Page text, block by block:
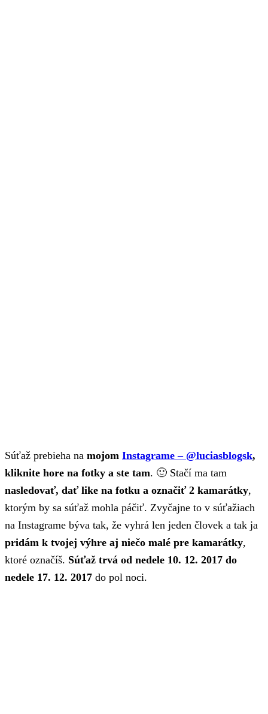
Súťaž prebieha na mojom Instagrame – @luciasblogsk,
kliknite hore na fotky a ste tam. 🙂 Stačí ma tam
nasledovať, dať like na fotku a označiť 2 kamarátky,
ktorým by sa súťaž mohla páčiť. Zvyčajne to v súťažiach
na Instagrame býva tak, že vyhrá len jeden človek a tak ja
pridám k tvojej výhre aj niečo malé pre kamarátky,
ktoré označíš. Súťaž trvá od nedele 10. 12. 2017 do
nedele 17. 12. 2017 do pol noci.